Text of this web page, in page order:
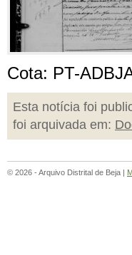
Cota: PT-
Esta notícia foi
foi arquivada em:
© 2026 - Arquivo Distrital de Beja |